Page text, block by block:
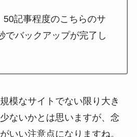
50記事程度のこちらのサ
でバックアップが完了し
模なサイトでない限り大き
ないかとは思いますが、念
いい注意点になりますね。